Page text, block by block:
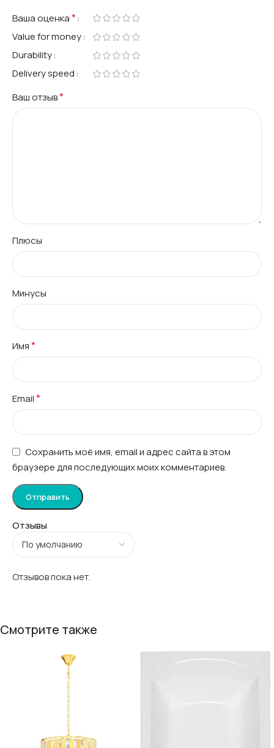
Отзывы
Отзывов пока нет.
Ваша оценка*
Value for money
Durability
Delivery speed
Ваш отзыв*
Плюсы
Минусы
Имя*
Email*
Сохранить моё имя, email и адрес сайта в этом
браузере для последующих моих комментариев.
Смотрите также